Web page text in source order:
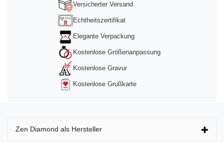
Versicherter Versand
Echtheitszertifikat
Elegante Verpackung
Kostenlose Größenanpassung
Kostenlose Gravur
Kostenlose Grußkarte
Zen Diamond als Hersteller